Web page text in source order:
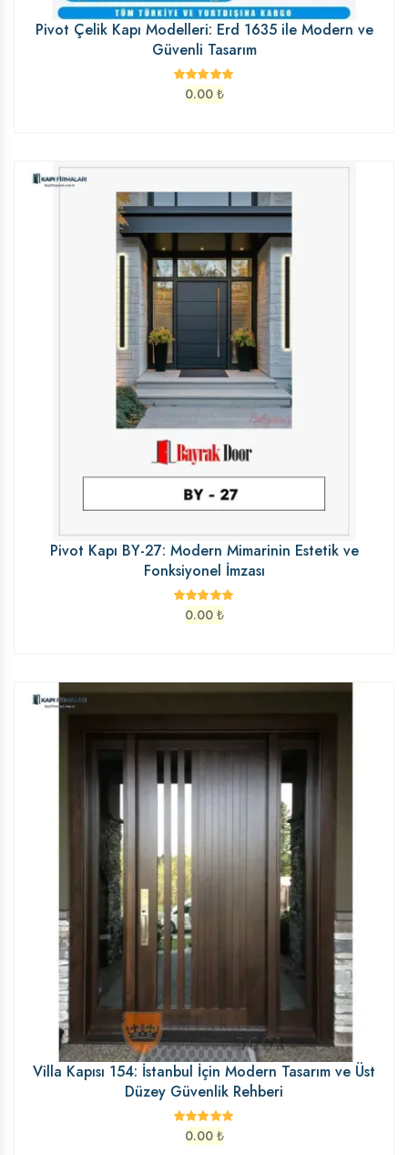
Pivot Çelik Kapı Modelleri: Erd 1635 ile Modern ve
Güvenli Tasarım
0.00 ₺
Pivot Kapı BY-27: Modern Mimarinin Estetik ve
Fonksiyonel İmzası
0.00 ₺
Villa Kapısı 154: İstanbul İçin Modern Tasarım ve Üst
Düzey Güvenlik Rehberi
0.00 ₺